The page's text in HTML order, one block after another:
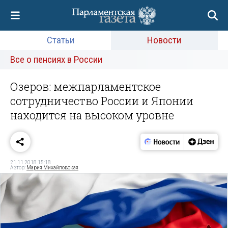
Статьи
Новости
Все о пенсиях в России
Озеров: межпарламентское
сотрудничество России и Японии
находится на высоком уровне
21.11.2018 15:18
Автор: Мария Михайловская